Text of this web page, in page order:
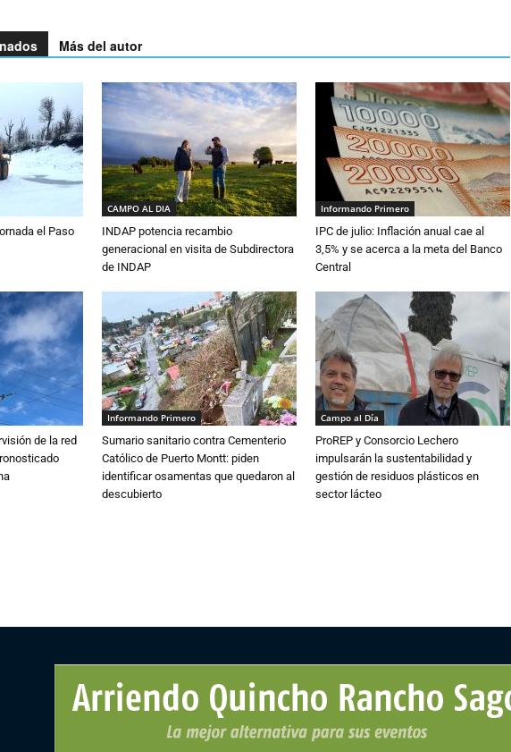
Más del autor
el Paso
CAMPO AL DIA
INDAP potencia recambio
generacional en visita de Subdirectora
de INDAP
Informando Primero
IPC de julio: Inflación anual cae al
3,5% y se acerca a la meta del Banco
Central
de la red
Informando Primero
Sumario sanitario contra Cementerio
Católico de Puerto Montt: piden
identificar osamentas que quedaron al
descubierto
Campo al Día
ProREP y Consorcio Lechero
impulsarán la sustentabilidad y
gestión de residuos plásticos en
sector lácteo